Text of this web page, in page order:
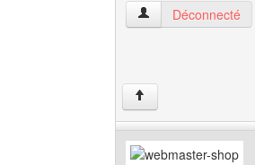
da6c Voir le profil
Déconnecté
↑